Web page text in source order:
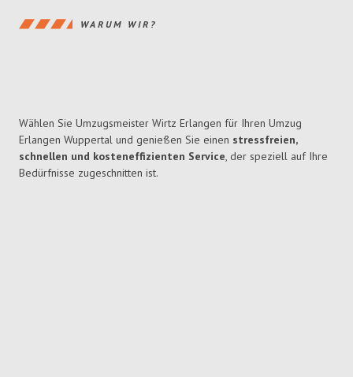
WARUM WIR?
Wählen Sie Umzugsmeister Wirtz Erlangen für Ihren Umzug
Erlangen Wuppertal und genießen Sie einen stressfreien,
schnellen und kosteneffizienten Service, der speziell auf Ihre
Bedürfnisse zugeschnitten ist.